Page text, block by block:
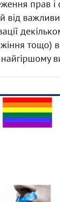
прав
від
тощо)